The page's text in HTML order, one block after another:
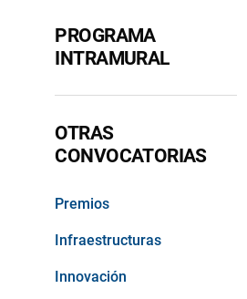
PROGRAMA
INTRAMURAL
OTRAS
CONVOCATORIAS
Premios
Infraestructuras
Innovación